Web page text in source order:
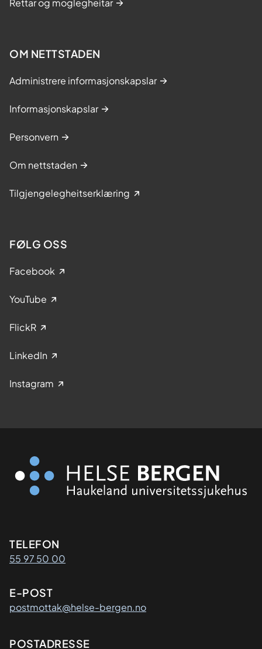
OM NETTSTADEN
Administrere informasjonskapslar
Informasjonskapslar
Personvern
Om nettstaden
Tilgjengelegheitserklæring
FØLG OSS
Facebook
YouTube
FlickR
LinkedIn
Instagram
Kontaktinformasjon
TELEFON
55 97 50 00
E-POST
postmottak@helse-bergen.no
POSTADRESSE